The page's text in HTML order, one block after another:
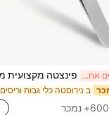
3 ימים אחרונים
ב נירוסטה כלי גבות וריסים
600+ נמכר